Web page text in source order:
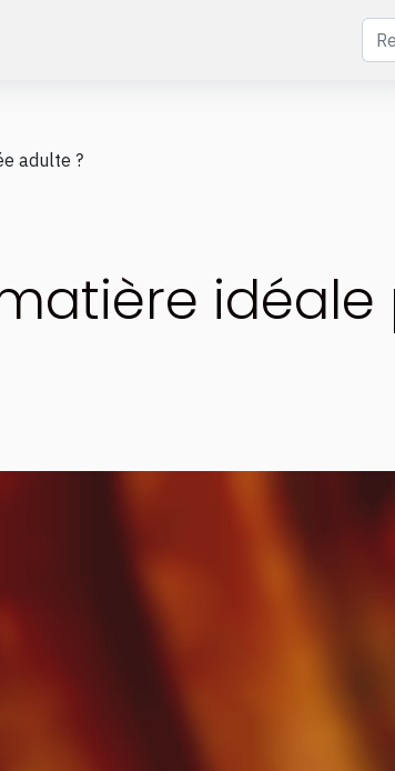
adulte ?
idéale